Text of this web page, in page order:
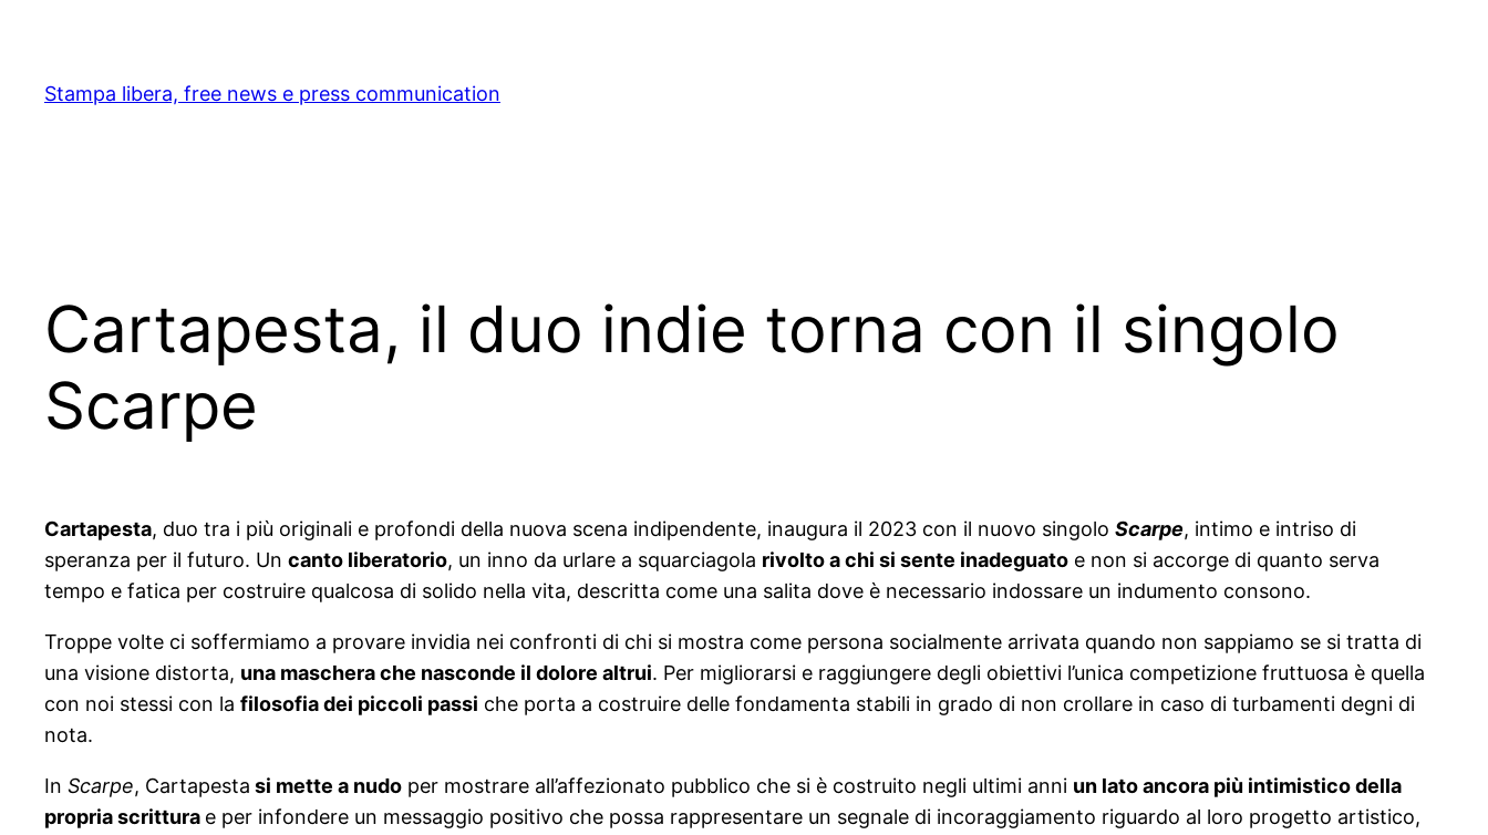
content
Stampa libera, free news e press communication
Cartapesta, il duo indie torna con il singolo
Scarpe
Cartapesta, duo tra i più originali e profondi della nuova scena indipendente, inaugura il 2023 con il nuovo singolo Scarpe, intimo e intriso di
speranza per il futuro. Un canto liberatorio, un inno da urlare a squarciagola rivolto a chi si sente inadeguato e non si accorge di quanto serva
tempo e fatica per costruire qualcosa di solido nella vita, descritta come una salita dove è necessario indossare un indumento consono.
Troppe volte ci soffermiamo a provare invidia nei confronti di chi si mostra come persona socialmente arrivata quando non sappiamo se si tratta di
una visione distorta, una maschera che nasconde il dolore altrui. Per migliorarsi e raggiungere degli obiettivi l’unica competizione fruttuosa è quella
con noi stessi con la filosofia dei piccoli passi che porta a costruire delle fondamenta stabili in grado di non crollare in caso di turbamenti degni di
nota.
In Scarpe, Cartapesta si mette a nudo per mostrare all’affezionato pubblico che si è costruito negli ultimi anni un lato ancora più intimistico della
propria scrittura e per infondere un messaggio positivo che possa rappresentare un segnale di incoraggiamento riguardo al loro progetto artistico,